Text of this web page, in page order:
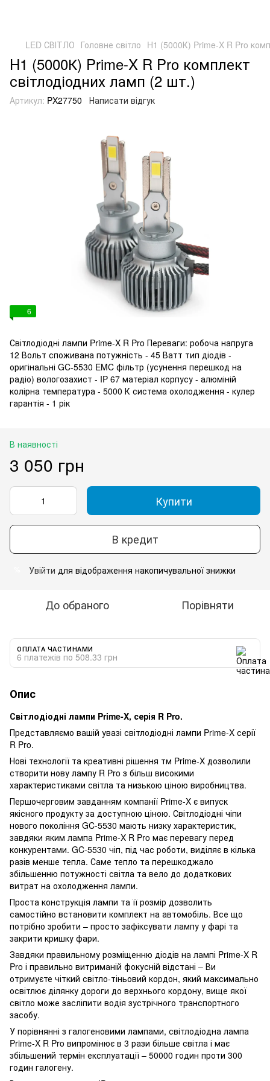
LED СВІТЛО Головне світло H1 (5000К) Prime-X R Pro
H1 (5000К) Prime-X R Pro комплект
світлодіодних ламп (2 шт.)
Артикул: PX27750 Написати відгук
6
Світлодіодні лампи Prime-X R Pro Переваги: робоча напруга
12 Вольт споживана потужність - 45 Ватт тип діодів -
оригінальні GC-5530 EMC фільтр (усунення перешкод на
радіо) вологозахист - IP 67 матеріал корпусу - алюміній
колірна температура - 5000 К система охолодження - кулер
гарантія - 1 рік
В наявності
3 050 грн
Купити
В кредит
Увійти для відображення накопичувальної знижки
До обраного Порівняти
ОПЛАТА ЧАСТИНАМИ
6 платежів по 508.33 грн
Опис
Світлодіодні лампи Prime-X, серія R Pro.
Представляємо вашій увазі світлодіодні лампи Prime-X серії
R Pro.
Нові технології та креативні рішення тм Prime-X дозволили
створити нову лампу R Pro з більш високими
характеристиками світла та низькою ціною виробництва.
Першочерговим завданням компанії Prime-X є випуск
якісного продукту за доступною ціною. Світлодіодні чіпи
нового покоління GC-5530 мають низку характеристик,
завдяки яким лампа Prime-X R Pro має перевагу перед
конкурентами. GC-5530 чіп, під час роботи, виділяє в кілька
разів менше тепла. Саме тепло та перешкоджало
збільшенню потужності світла та вело до додаткових
витрат на охолодження лампи.
Проста конструкція лампи та її розмір дозволить
самостійно встановити комплект на автомобіль. Все що
потрібно зробити – просто зафіксувати лампу у фарі та
закрити кришку фари.
Завдяки правильному розміщенню діодів на лампі Prime-X R
Pro і правильно витриманій фокусній відстані – Ви
отримуєте чіткий світло-тіньовий кордон, який максимально
освітлює ділянку дороги до верхнього кордону, вище якої
світло може засліпити водія зустрічного транспортного
засобу.
У порівнянні з галогеновими лампами, світлодіодна лампа
Prime-X R Pro випромінює в 3 рази більше світла і має
збільшений термін експлуатації – 50000 годин проти 300
годин галогену.